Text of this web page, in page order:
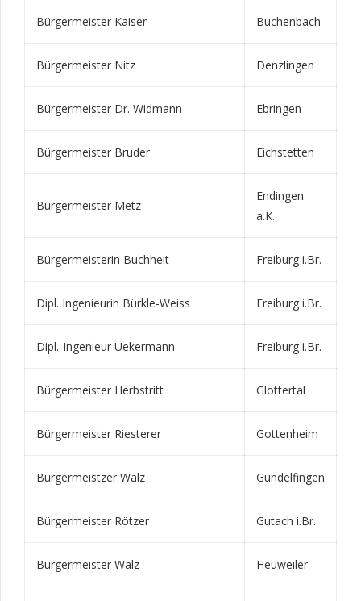
Bürgermeister Kaiser Buchenbach
Bürgermeister Nitz Denzlingen
Bürgermeister Dr. Widmann Ebringen
Bürgermeister Bruder Eichstetten
Bürgermeister Metz
Endingen
a.K.
Bürgermeisterin Buchheit Freiburg i.Br.
Dipl. Ingenieurin Bürkle-Weiss Freiburg i.Br.
Dipl.-Ingenieur Uekermann Freiburg i.Br.
Bürgermeister Herbstritt Glottertal
Bürgermeister Riesterer Gottenheim
Bürgermeistzer Walz Gundelfingen
Bürgermeister Rötzer Gutach i.Br.
Bürgermeister Walz Heuweiler